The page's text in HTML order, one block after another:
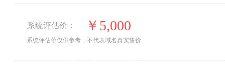
系统评估价： ￥5,000
系统评估价仅供参考，不代表域名真实售价